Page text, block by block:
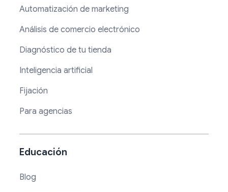
Automatización de marketing
Análisis de comercio electrónico
Diagnóstico de tu tienda
Inteligencia artificial
Fijación
Para agencias
Educación
Blog